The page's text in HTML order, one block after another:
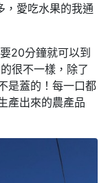
愛吃水果的我通
20分鐘就可以到
很不一樣，除了
是蓋的！每一口都
產出來的農產品